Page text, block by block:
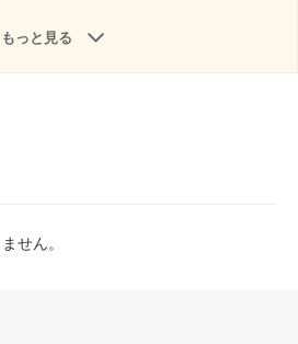
もっと見る
せん。